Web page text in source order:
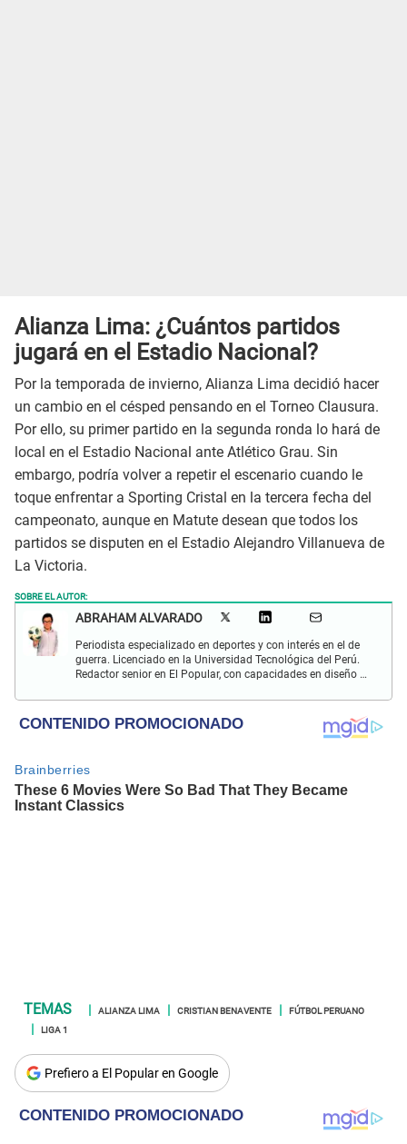
Alianza Lima: ¿Cuántos partidos
jugará en el Estadio Nacional?
Por la temporada de invierno, Alianza Lima decidió hacer
un cambio en el césped pensando en el Torneo Clausura.
Por ello, su primer partido en la segunda ronda lo hará de
local en el Estadio Nacional ante Atlético Grau. Sin
embargo, podría volver a repetir el escenario cuando le
toque enfrentar a Sporting Cristal en la tercera fecha del
campeonato, aunque en Matute desean que todos los
partidos se disputen en el Estadio Alejandro Villanueva de
La Victoria.
SOBRE EL AUTOR:
ABRAHAM ALVARADO
Periodista especializado en deportes y con interés en el de
guerra. Licenciado en la Universidad Tecnológica del Perú.
Redactor senior en El Popular, con capacidades en diseño y
cultural.
ALIANZA LIMA CRISTIAN BENAVENTE
FÚTBOL PERUANO
LIGA 1
Prefiero a El Popular en Google